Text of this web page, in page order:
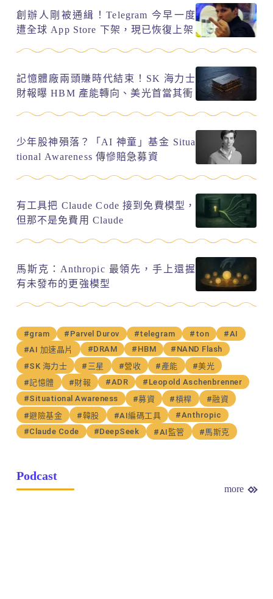
創辦人剛被通緝！Telegram 今早一度
遭全球 App Store 下架，現已恢復上架
記憶體廠兩頭賺時代結束！SK 海力士
財報曝 HBM 產能轉向、美光首當其衝
少年股神殞落？「AI 神童」基金 Situa
tional Awareness 傳慘賠急募資
有工具把 Claude Code 接到免費模型，
但那不是免費用 Claude
馬斯克：Anthropic 最領先，手上還握
有未發布的更強模型
#gram #Parvel Durov #telegram #ton
#AI
#AI 加速晶片
#DRAM #HBM
#NAND Flash
#SK 海力士
#三星 #營收 #產能
#美光
#記憶體
#財報 #ADR
#Leopold Aschenbrenner
#Situational Awareness
#募資 #槓桿
#融資
#避險基金
#韓股 #AI編碼工具
#Anthropic
#Claude Code
#DeepSeek #AI監管 #馬斯克
Podcast
more